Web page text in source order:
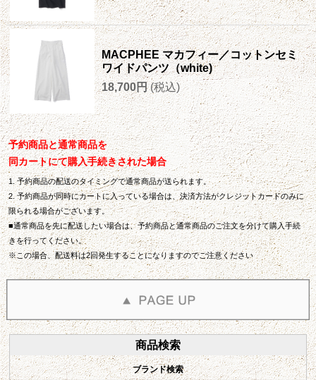
MACPHEE マカフィー／コットンセミ
ワイドパンツ（white)
18,700円 (税込)
予約商品と通常商品を
同カートにて購入手続きされた場合
1. 予約商品の配送のタイミングで通常商品が送られます。
2. 予約商品が同時にカートに入っている場合は、決済方法がクレジットカードのみに
限られる場合がございます。
■通常商品を先に配送したい場合は、予約商品と通常商品のご注文を分けて購入手続
きを行ってください。
※この場合、配送料は2回発生することになりますのでご注意ください
商品検索
ブランド検索